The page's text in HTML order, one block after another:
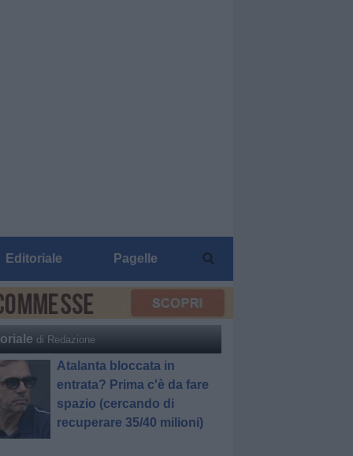
Editoriale Pagelle
di Redazione
Atalanta bloccata in
entrata? Prima c'è da fare
spazio (cercando di
recuperare 35/40 milioni)